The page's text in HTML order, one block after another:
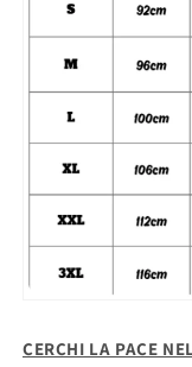
CERCHI LA PACE